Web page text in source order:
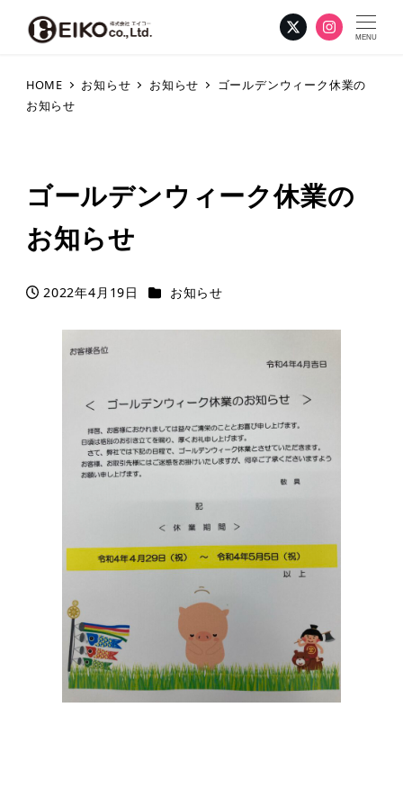
MENU
HOME お知らせ お知らせ
ゴールデンウィーク休業の
お知らせ
ゴールデンウィーク休業の
お知らせ
投稿日
2022年4月19日 カテゴリー
お知らせ